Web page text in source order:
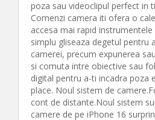
poza sau videoclipul perfect in
Comenzi camera iti ofera o
accesa mai rapid instrumentele
simplu gliseaza degetul pentru
camerei, precum expunerea
si comuta intre obiective sau
digital pentru a-ti incadra poza
place. Noul sistem de
cont de distante.Noul sistem
camere de pe iPhone 16